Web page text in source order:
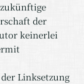
der
keinerlei
Linksetzung